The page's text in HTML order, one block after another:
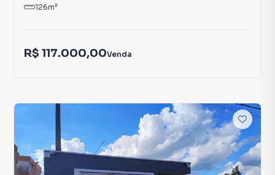
126m²
R$ 117.000,00Venda